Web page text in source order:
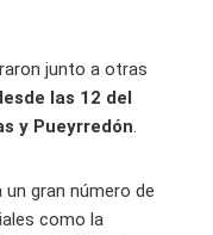
junto a otras
las 12 del
y Pueyrredón
un gran número de
como la